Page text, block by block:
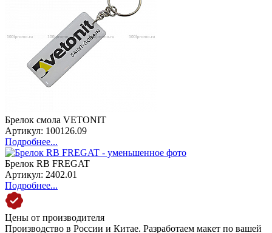
Брелок смола VETONIT
Артикул: 100126.09
Подробнее...
Брелок RB FREGAT
Артикул: 2402.01
Подробнее...
Цены от производителя
Производство в России и Китае. Разработаем макет по вашей